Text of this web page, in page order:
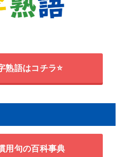
熟語はコチラ⭐
用句の百科事典